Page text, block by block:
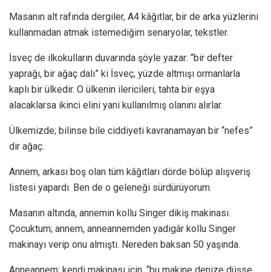
Masanın alt rafında dergiler, A4 kâğıtlar, bir de arka yüzlerini
kullanmadan atmak istemediğim senaryolar, tekstler.
İsveç de ilkokulların duvarında şöyle yazar: “bir defter
yaprağı, bir ağaç dalı” ki İsveç, yüzde altmışı ormanlarla
kaplı bir ülkedir. O ülkenin ilericileri, tahta bir eşya
alacaklarsa ikinci elini yani kullanılmış olanını alırlar.
Ülkemizde; bilinse bile ciddiyeti kavranamayan bir “nefes”
dir ağaç.
Annem, arkası boş olan tüm kâğıtları dörde bölüp alışveriş
listesi yapardı. Ben de o geleneği sürdürüyorum.
Masanın altında, annemin kollu Singer dikiş makinası.
Çocuktum; annem, anneannemden yadigâr kollu Singer
makinayı verip onu almıştı. Nereden baksan 50 yaşında.